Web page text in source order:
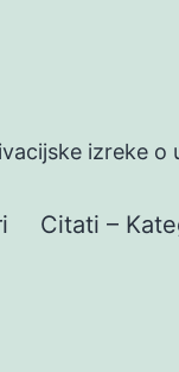
izreke o
Citati –